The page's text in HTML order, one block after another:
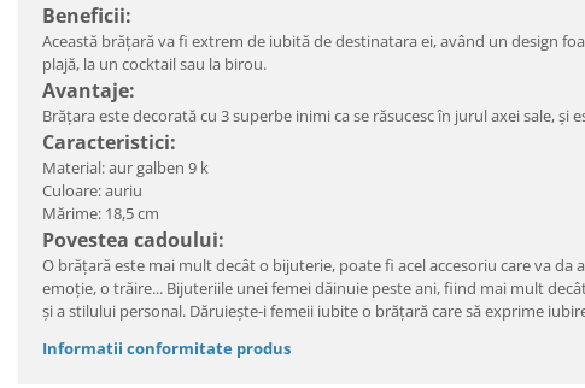
Beneficii:
Această brățară va fi extrem de iubită de destinatara ei, având un design
plajă, la un cocktail sau la birou.
Avantaje:
Brățara este decorată cu 3 superbe inimi ca se răsucesc în jurul axei sale, și
Caracteristici:
Material: aur galben 9 k
Culoare: auriu
Mărime: 18,5 cm
Povestea cadoului:
O brățară este mai mult decât o bijuterie, poate fi acel accesoriu care va
emoție, o trăire... Bijuteriile unei femei dăinuie peste ani, fiind mai mult
și a stilului personal. Dăruiește-i femeii iubite o brățară care să exprime
Informatii conformitate produs